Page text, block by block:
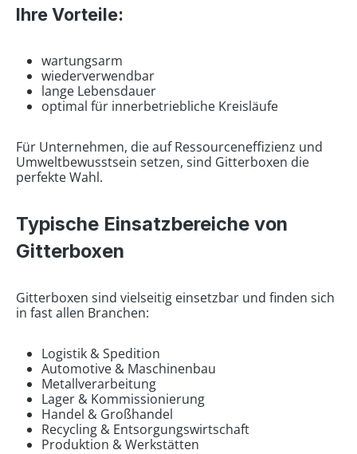
Ihre Vorteile:
wartungsarm
wiederverwendbar
lange Lebensdauer
optimal für innerbetriebliche Kreisläufe
Für Unternehmen, die auf Ressourceneffizienz und
Umweltbewusstsein setzen, sind Gitterboxen die
perfekte Wahl.
Typische Einsatzbereiche von
Gitterboxen
Gitterboxen sind vielseitig einsetzbar und finden sich
in fast allen Branchen:
Logistik & Spedition
Automotive & Maschinenbau
Metallverarbeitung
Lager & Kommissionierung
Handel & Großhandel
Recycling & Entsorgungswirtschaft
Produktion & Werkstätten